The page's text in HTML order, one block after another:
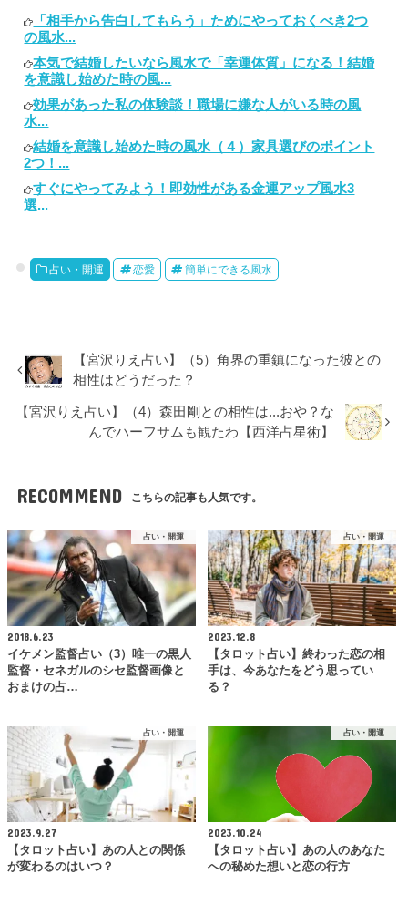
「相手から告白してもらう」ためにやっておくべき2つ
の風水...
本気で結婚したいなら風水で「幸運体質」になる！結婚
を意識し始めた時の風...
効果があった私の体験談！職場に嫌な人がいる時の風
水...
結婚を意識し始めた時の風水（４）家具選びのポイント
2つ！...
すぐにやってみよう！即効性がある金運アップ風水3
選...
占い・開運 恋愛 簡単にできる風水
【宮沢りえ占い】（5）角界の重鎮になった彼との
相性はどうだった？
【宮沢りえ占い】（4）森田剛との相性は...おや？な
んでハーフサムも観たわ【西洋占星術】
RECOMMEND こちらの記事も人気です。
占い・開運
2018.6.23
イケメン監督占い（3）唯一の黒人
監督・セネガルのシセ監督画像と
おまけの占…
占い・開運
2023.12.8
【タロット占い】終わった恋の相
手は、今あなたをどう思ってい
る？
占い・開運
2023.9.27
【タロット占い】あの人との関係
が変わるのはいつ？
占い・開運
2023.10.24
【タロット占い】あの人のあなた
への秘めた想いと恋の行方